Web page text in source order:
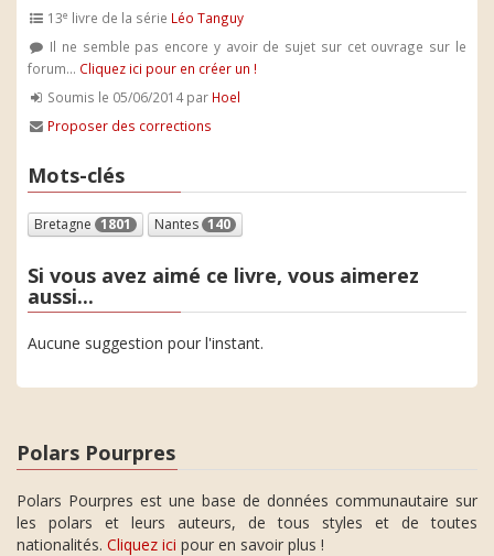
13e livre de la série Léo Tanguy
Il ne semble pas encore y avoir de sujet sur cet ouvrage sur le
forum... Cliquez ici pour en créer un !
Soumis le 05/06/2014 par Hoel
Proposer des corrections
Mots-clés
Bretagne 1801 Nantes 140
Si vous avez aimé ce livre, vous aimerez
aussi...
Aucune suggestion pour l'instant.
Polars Pourpres
Polars Pourpres est une base de données communautaire sur
les polars et leurs auteurs, de tous styles et de toutes
nationalités. Cliquez ici pour en savoir plus !